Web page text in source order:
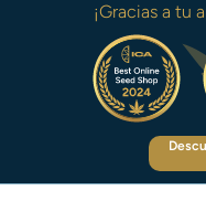
¡Gracias a tu